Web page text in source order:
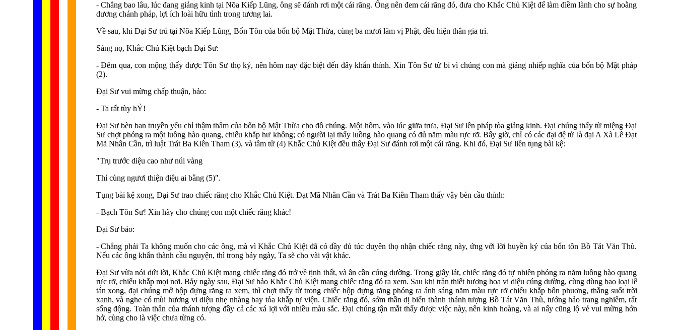
- Chẳng bao lâu, lúc đang giảng kinh tại Nõa Kiếp Lũng, ông sẽ đánh rơi một cái răng. Ông nên đem cái răng đó, đưa cho Khắc Chủ Kiệt để làm điềm lành cho sự hoằng
dương chánh pháp, lợi ích loài hữu tình trong tương lai.
Về sau, khi Đại Sư trú tại Nõa Kiếp Lũng, Bổn Tôn của bốn bộ Mật Thừa, cùng ba mươi lăm vị Phật, đều hiện thân gia trì.
Sáng nọ, Khắc Chủ Kiệt bạch Đại Sư:
- Đêm qua, con mộng thấy được Tôn Sư thọ ký, nên hôm nay đặc biệt đến đây khẩn thỉnh. Xin Tôn Sư từ bi vì chúng con mà giảng nhiếp nghĩa của bốn bộ Mật pháp
(2).
Đại Sư vui mừng chấp thuận, bảo:
- Ta rất tùy hỶ!
Đại Sư bèn ban truyền yếu chỉ thậm thâm của bốn bộ Mật Thừa cho đồ chúng. Một hôm, vào lúc giữa trưa, Đại Sư lên pháp tòa giảng kinh. Đại chúng thấy từ miệng Đại
Sư chợt phóng ra một luồng hào quang, chiếu khắp hư không; có người lại thấy luồng hào quang có đủ năm màu rực rỡ. Bấy giờ, chỉ có các đại đệ tử là đại A Xà Lê Đạt
Mã Nhân Cần, trì luật Trát Ba Kiên Tham (3), và tâm tử (4) Khắc Chủ Kiệt đều thấy Đại Sư đánh rơi một cái răng. Khi đó, Đại Sư liền tụng bài kệ:
"Trụ trước diệu cao như núi vàng
Thí cùng ngươi thiện diệu ai bằng (5)".
Tụng bài kệ xong, Đại Sư trao chiếc răng cho Khắc Chủ Kiệt. Đạt Mã Nhân Cần và Trát Ba Kiên Tham thấy vậy bèn cầu thỉnh:
- Bạch Tôn Sư! Xin hãy cho chúng con một chiếc răng khác!
Đại Sư bảo:
- Chẳng phải Ta không muốn cho các ông, mà vì Khắc Chủ Kiệt đã có đầy đủ túc duyên thọ nhận chiếc răng này, ứng với lời huyền ký của bổn tôn Bồ Tát Văn Thù.
Nếu các ông khẩn thành cầu nguyện, thì trong bảy ngày, Ta sẽ cho vài vật khác.
Đại Sư vừa nói dứt lời, Khắc Chủ Kiệt mang chiếc răng đó trở về tịnh thất, và ân cần cúng dường. Trong giây lát, chiếc răng đó tự nhiên phóng ra năm luồng hào quang
rực rỡ, chiếu khắp mọi nơi. Bảy ngày sau, Đại Sư bảo Khắc Chủ Kiệt mang chiếc răng đó ra xem. Sau khi trần thiết hương hoa vi diệu cúng dường, cùng dùng bao loại lễ
tán xong, đại chúng mở hộp đựng răng ra xem, thì chợt thấy từ trong chiếc hộp đựng răng phóng ra ánh sáng năm màu rực rỡ chiếu khắp bốn phuơng, thẳng suốt trời
xanh, và nghe có mùi hương vi diệu nhẹ nhàng bay tỏa khắp tự viện. Chiếc răng đó, sớm thần dị biến thành thánh tượng Bồ Tát Văn Thù, tướng hảo trang nghiêm, rất
sống động. Toàn thân của thánh tượng đầy cả các xá lợi với nhiều màu sắc. Đại chúng tận mắt thấy được việc này, nên kinh hoàng, và ai nấy cũng lộ vẻ vui mừng hớn
hở, cùng cho là việc chưa từng có.